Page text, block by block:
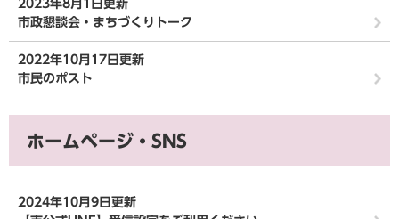
2023年8月1日更新
市政懇談会・まちづくりトーク
2022年10月17日更新
市民のポスト
ホームページ・SNS
2024年10月9日更新